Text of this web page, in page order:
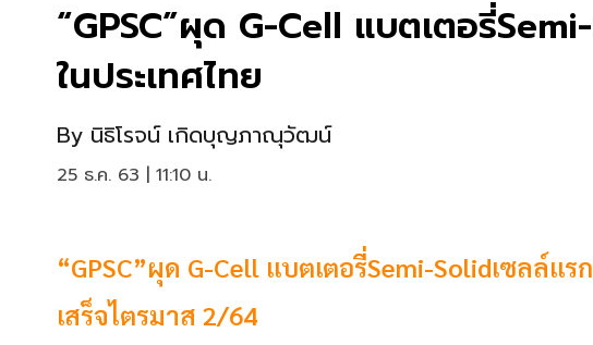
“GPSC”ผุด G-Cell แบตเตอรี่
ในประเทศไทย
By นิธิโรจน์ เกิดบุญภาณุวัฒน์
25 ธ.ค. 63 | 11:10 น.
“GPSC”ผุด G-Cell แบตเตอรี่Semi-Solidเซลล์แ
เสร็จไตรมาส 2/64